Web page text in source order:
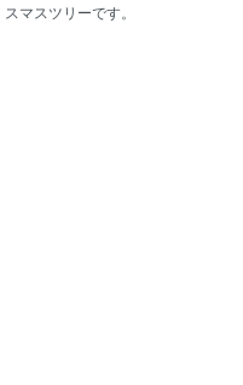
スマスツリーです。